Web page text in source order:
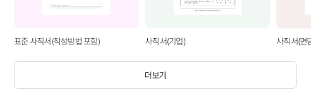
더보기
표준 사직서(작성방법 포함) 사직서(기업) 사직서(면